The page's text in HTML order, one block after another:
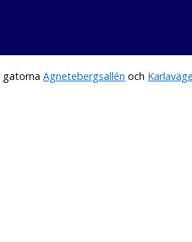
gatornaAgnetebergsallén och